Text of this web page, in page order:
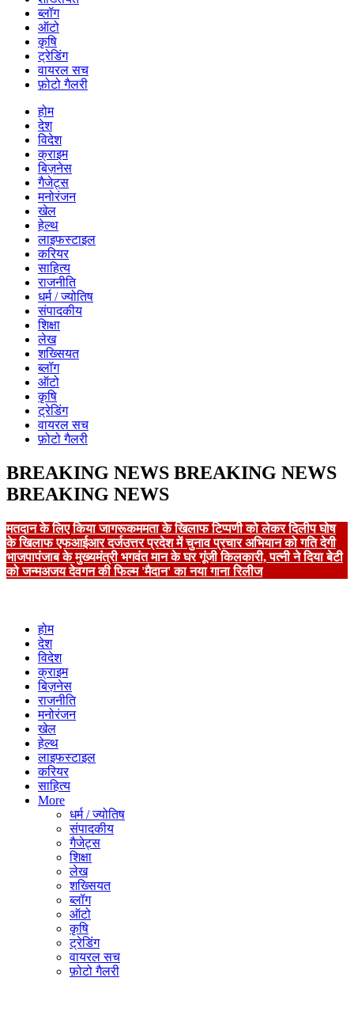
ब्लॉग
ऑटो
कृषि
ट्रेडिंग
वायरल सच
फ़ोटो गैलरी
होम
देश
विदेश
क्राइम
बिज़नेस
गैजेट्स
मनोरंजन
खेल
हेल्थ
लाइफस्टाइल
करियर
साहित्य
राजनीति
धर्म / ज्योतिष
संपादकीय
शिक्षा
लेख
शख्सियत
ब्लॉग
ऑटो
कृषि
ट्रेडिंग
वायरल सच
फ़ोटो गैलरी
BREAKING NEWS BREAKING NEWS
BREAKING NEWS
मतदान के लिए किया जागरूकममता के खिलाफ टिप्पणी को लेकर दिलीप घोष
के खिलाफ एफआईआर दर्जउत्तर प्रदेश में चुनाव प्रचार अभियान को गति देगी
भाजपापंजाब के मुख्यमंत्री भगवंत मान के घर गूंजी किलकारी, पत्नी ने दिया बेटी
को जन्मअजय देवगन की फिल्म 'मैदान' का नया गाना रिलीज
होम
देश
विदेश
क्राइम
बिज़नेस
राजनीति
मनोरंजन
खेल
हेल्थ
लाइफस्टाइल
करियर
साहित्य
More
धर्म / ज्योतिष
संपादकीय
गैजेट्स
शिक्षा
लेख
शख्सियत
ब्लॉग
ऑटो
कृषि
ट्रेडिंग
वायरल सच
फ़ोटो गैलरी